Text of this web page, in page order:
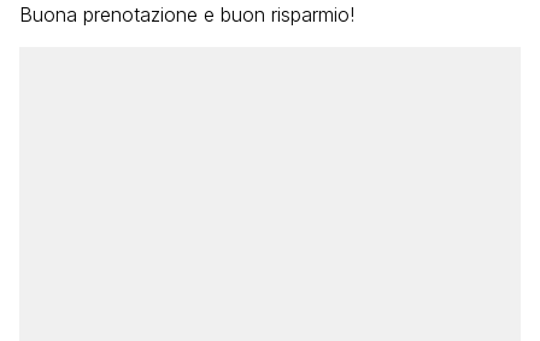
Buona prenotazione e buon risparmio!